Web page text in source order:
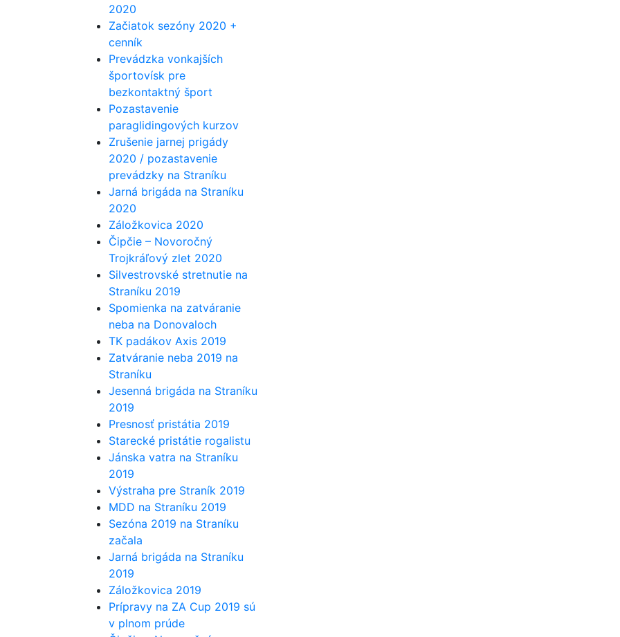
2020
Začiatok sezóny 2020 +
cenník
Prevádzka vonkajších
športovísk pre
bezkontaktný šport
Pozastavenie
paraglidingových kurzov
Zrušenie jarnej prigády
2020 / pozastavenie
prevádzky na Straníku
Jarná brigáda na Straníku
2020
Záložkovica 2020
Čipčie – Novoročný
Trojkráľový zlet 2020
Silvestrovské stretnutie na
Straníku 2019
Spomienka na zatváranie
neba na Donovaloch
TK padákov Axis 2019
Zatváranie neba 2019 na
Straníku
Jesenná brigáda na Straníku
2019
Presnosť pristátia 2019
Starecké pristátie rogalistu
Jánska vatra na Straníku
2019
Výstraha pre Straník 2019
MDD na Straníku 2019
Sezóna 2019 na Straníku
začala
Jarná brigáda na Straníku
2019
Záložkovica 2019
Prípravy na ZA Cup 2019 sú
v plnom prúde